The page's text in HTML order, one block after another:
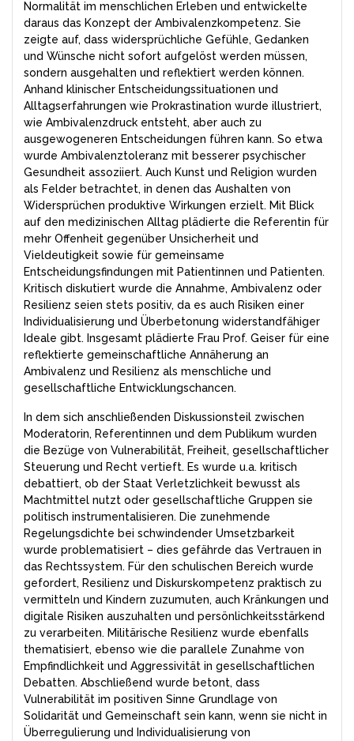
Normalität im menschlichen Erleben und entwickelte
daraus das Konzept der Ambivalenzkompetenz. Sie
zeigte auf, dass widersprüchliche Gefühle, Gedanken
und Wünsche nicht sofort aufgelöst werden müssen,
sondern ausgehalten und reflektiert werden können.
Anhand klinischer Entscheidungssituationen und
Alltagserfahrungen wie Prokrastination wurde illustriert,
wie Ambivalenzdruck entsteht, aber auch zu
ausgewogeneren Entscheidungen führen kann. So etwa
wurde Ambivalenztoleranz mit besserer psychischer
Gesundheit assoziiert. Auch Kunst und Religion wurden
als Felder betrachtet, in denen das Aushalten von
Widersprüchen produktive Wirkungen erzielt. Mit Blick
auf den medizinischen Alltag plädierte die Referentin für
mehr Offenheit gegenüber Unsicherheit und
Vieldeutigkeit sowie für gemeinsame
Entscheidungsfindungen mit Patientinnen und Patienten.
Kritisch diskutiert wurde die Annahme, Ambivalenz oder
Resilienz seien stets positiv, da es auch Risiken einer
Individualisierung und Überbetonung widerstandfähiger
Ideale gibt. Insgesamt plädierte Frau Prof. Geiser für eine
reflektierte gemeinschaftliche Annäherung an
Ambivalenz und Resilienz als menschliche und
gesellschaftliche Entwicklungschancen.
In dem sich anschließenden Diskussionsteil zwischen
Moderatorin, Referentinnen und dem Publikum wurden
die Bezüge von Vulnerabilität, Freiheit, gesellschaftlicher
Steuerung und Recht vertieft. Es wurde u.a. kritisch
debattiert, ob der Staat Verletzlichkeit bewusst als
Machtmittel nutzt oder gesellschaftliche Gruppen sie
politisch instrumentalisieren. Die zunehmende
Regelungsdichte bei schwindender Umsetzbarkeit
wurde problematisiert – dies gefährde das Vertrauen in
das Rechtssystem. Für den schulischen Bereich wurde
gefordert, Resilienz und Diskurskompetenz praktisch zu
vermitteln und Kindern zuzumuten, auch Kränkungen und
digitale Risiken auszuhalten und persönlichkeitsstärkend
zu verarbeiten. Militärische Resilienz wurde ebenfalls
thematisiert, ebenso wie die parallele Zunahme von
Empfindlichkeit und Aggressivität in gesellschaftlichen
Debatten. Abschließend wurde betont, dass
Vulnerabilität im positiven Sinne Grundlage von
Solidarität und Gemeinschaft sein kann, wenn sie nicht in
Überregulierung und Individualisierung von